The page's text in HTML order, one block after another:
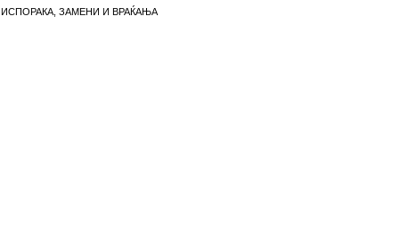
ИСПОРАКА, ЗАМЕНИ И ВРАЌАЊА